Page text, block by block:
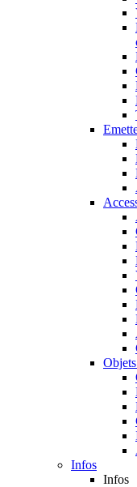
Objets
Infos
Infos